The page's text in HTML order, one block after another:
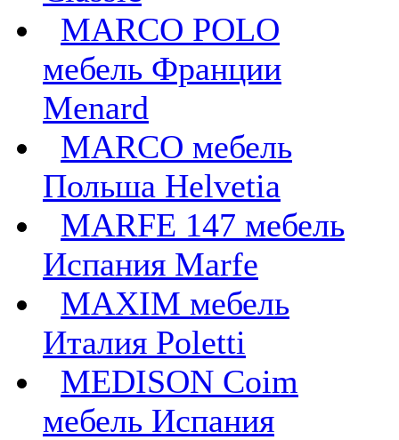
MARCO POLO
мебель Франции
Menard
MARCO мебель
Польша Helvetia
MARFE 147 мебель
Испания Marfe
MAXIM мебель
Италия Poletti
MEDISON Coim
мебель Испания